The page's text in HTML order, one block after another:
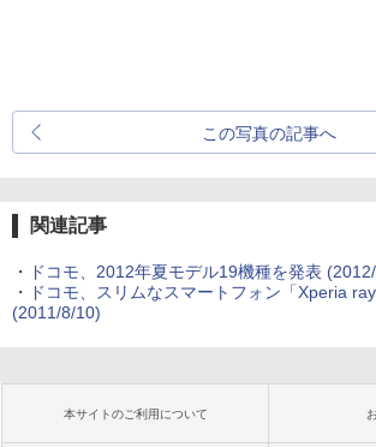
この写真の記事へ
関連記事
・ ドコモ、2012年夏モデル19機種を発表
・
ドコモ、スリムなスマートフォン「Xperia
(2011/8/10)
本サイトのご利用について